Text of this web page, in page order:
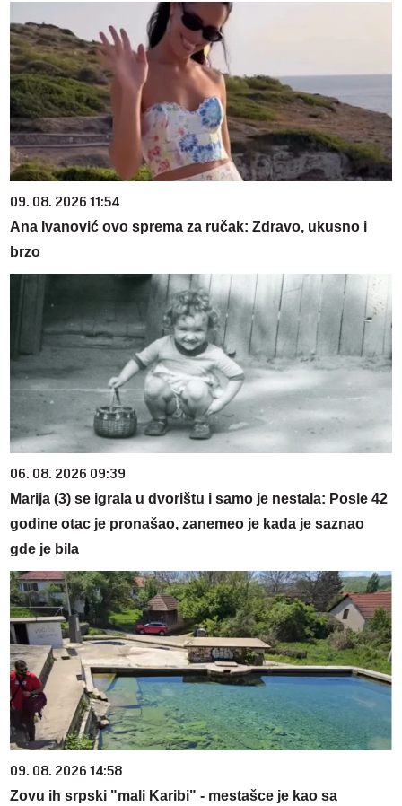
09. 08. 2026 11:54
Ana Ivanović ovo sprema za ručak: Zdravo, ukusno i
brzo
06. 08. 2026 09:39
Marija (3) se igrala u dvorištu i samo je nestala: Posle 42
godine otac je pronašao, zanemeo je kada je saznao
gde je bila
09. 08. 2026 14:58
Zovu ih srpski "mali Karibi" - mestašce je kao sa